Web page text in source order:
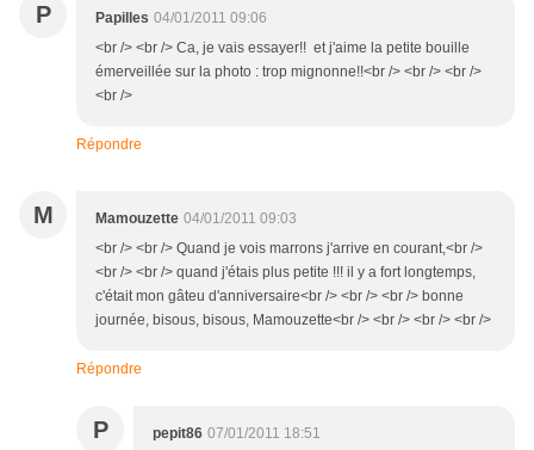
P Papilles 04/01/2011 09:06
<br /> <br /> Ca, je vais essayer!! et j'aime la petite bouille
émerveillée sur la photo : trop mignonne!!<br /> <br /> <br />
<br />
Répondre
M Mamouzette 04/01/2011 09:03
<br /> <br /> Quand je vois marrons j'arrive en courant,<br />
<br /> <br /> quand j'étais plus petite !!! il y a fort longtemps,
c'était mon gâteu d'anniversaire<br /> <br /> <br /> bonne
journée, bisous, bisous, Mamouzette<br /> <br /> <br /> <br />
Répondre
P pepit86 07/01/2011 18:51